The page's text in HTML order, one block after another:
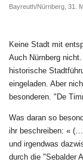
Bayreuth/Nürnberg, 31.
Keine Stadt mit
Auch Nürnberg
historische
eingeladen. Aber
besonderen. "De
Was daran so
ihr beschreiben: «
und irgendwas
durch die "Sebalder